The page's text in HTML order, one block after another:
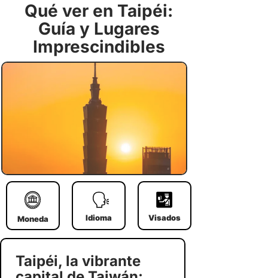
Qué ver en Taipéi:
Guía y Lugares
Imprescindibles
Moneda Idioma Visados
Taipéi, la vibrante